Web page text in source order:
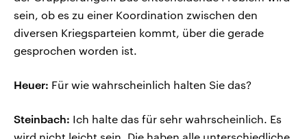
sein, ob es zu einer Koordination zwischen den
diversen Kriegsparteien kommt, über die gerade
gesprochen worden ist.
Heuer: Für wie wahrscheinlich halten Sie das?
Steinbach: Ich halte das für sehr wahrscheinlich. Es